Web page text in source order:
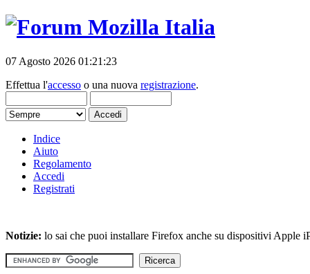
07 Agosto 2026 01:21:23
Effettua l'accesso o una nuova registrazione.
Indice
Aiuto
Regolamento
Accedi
Registrati
Notizie: lo sai che puoi installare Firefox anche su dispositivi Apple